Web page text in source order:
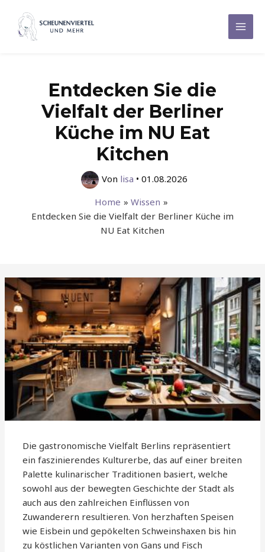
Inhalt
springen
Main
Entdecken Sie die
Vielfalt der Berliner
Küche im NU Eat
Kitchen
Von lisa • 01.08.2026
Home
Wissen
Entdecken Sie die Vielfalt der Berliner Küche im
NU Eat Kitchen
Die gastronomische Vielfalt Berlins repräsentiert
ein faszinierendes Kulturerbe, das auf einer breiten
Palette kulinarischer Traditionen basiert, welche
sowohl aus der bewegten Geschichte der Stadt als
auch aus den zahlreichen Einflüssen von
Zuwanderern resultieren. Von herzhaften Speisen
wie Eisbein und gepökelten Schweinshaxen bis hin
zu köstlichen Varianten von Gans und Fisch